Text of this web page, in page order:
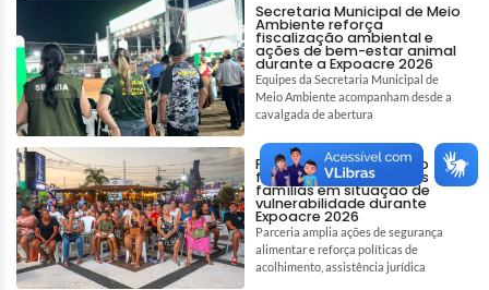
Secretaria Municipal de Meio
Ambiente reforça
fiscalização ambiental e
ações de bem-estar animal
durante a Expoacre 2026
Equipes da Secretaria Municipal de
Meio Ambiente acompanham desde a
cavalgada de abertura
Prefeitura de Rio Branco
fortalece assistência às
famílias em situação de
vulnerabilidade durante
Expoacre 2026
Parceria amplia ações de segurança
alimentar e reforça políticas de
acolhimento, assistência jurídica